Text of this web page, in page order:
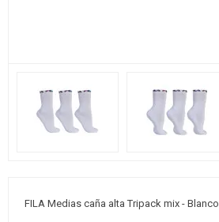
FILA Medias caña alta Tripack mix - Blanco